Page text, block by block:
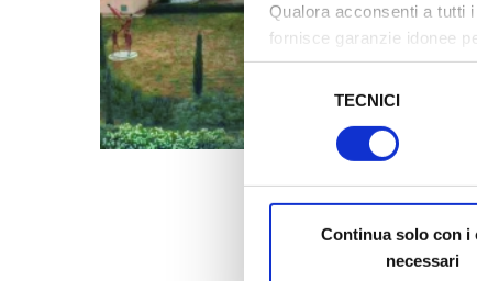
Qualora acconsenti a tutti
fornisce garanzie idonee
sicurezza a Tutela dei
Selezione
del
consenso
TECNICI
Continua solo con i
necessari